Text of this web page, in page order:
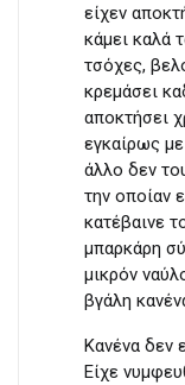
είχεν
κάμει καλά
τσόχες,
κρεμάσει
αποκτήσει
εγκαίρως
άλλο δεν
την οποίαν
κατέβαινε
μπαρκάρη
μικρόν
βγάλη
Κανένα δεν
Είχε